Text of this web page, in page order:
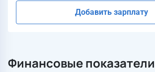
Добавить зарплату
Финансовые показатели